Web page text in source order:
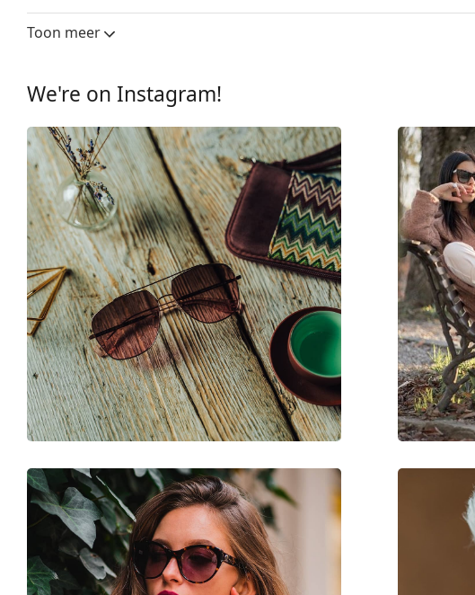
Glasbreedte:
53 mm
montuur
Montuur vorm:
Vierkant
Montuur kleur:
Zwart
Montuur materiaal:
Plastic
Maat:
M
Breedte:
139 mm
Lengte:
140 mm
Breedte brug:
19 mm
Gewicht:
190 gr
Verstelbare neus-pads:
No
Verende scharnier:
No
accessoires
Reinigingsdoekje:
Ja
Overig
Geslacht:
Vrouwen
Categorie:
Zonnebrillen
Toon meer
We're on Instagram!